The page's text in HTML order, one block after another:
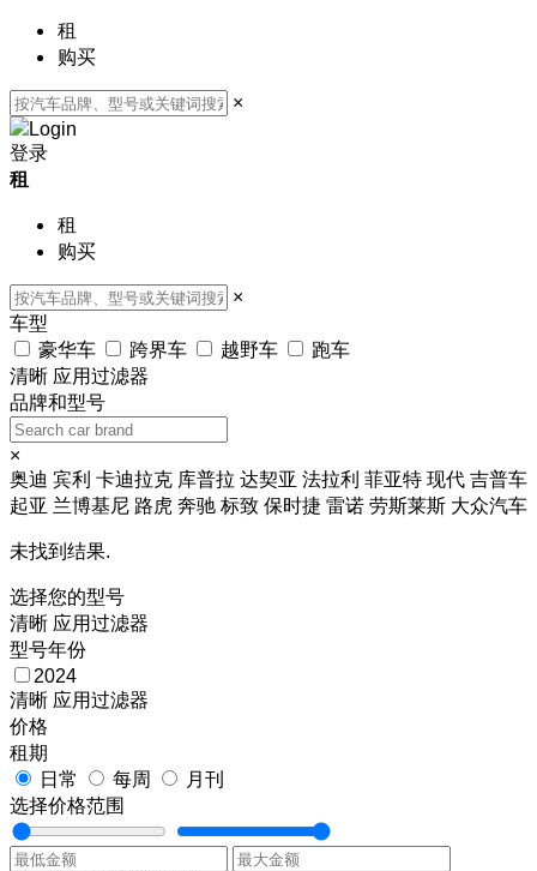
租
购买
×
登录
租
租
购买
×
车型
豪华车
跨界车 越野车
跑车
清晰 应用过滤器
品牌和型号
×
奥迪 宾利 卡迪拉克 库普拉 达契亚 法拉利 菲亚特 现代 吉普车
起亚 兰博基尼 路虎 奔驰 标致 保时捷 雷诺 劳斯莱斯 大众汽车
未找到结果.
选择您的型号
清晰 应用过滤器
型号年份
2024
清晰 应用过滤器
价格
租期
日常
每周
月刊
选择价格范围